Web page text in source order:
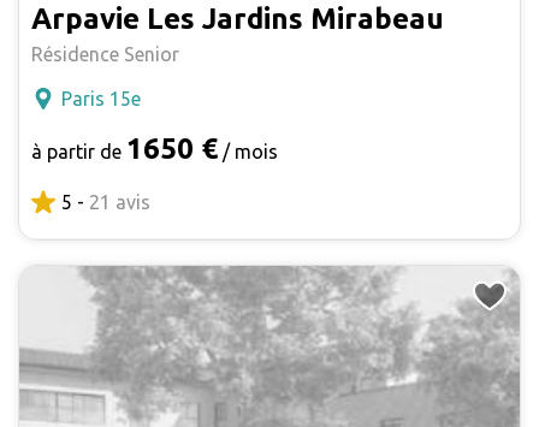
Arpavie Les Jardins Mirabeau
Résidence Senior
Paris 15e
à partir de 1650 € / mois
5 - 21 avis